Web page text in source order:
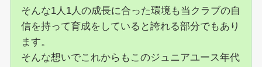
そんな1人1人の成長に合った環境も当クラブの自
信を持って育成をしていると誇れる部分でもあり
ます。
そんな想いでこれからもこのジュニアユース年代